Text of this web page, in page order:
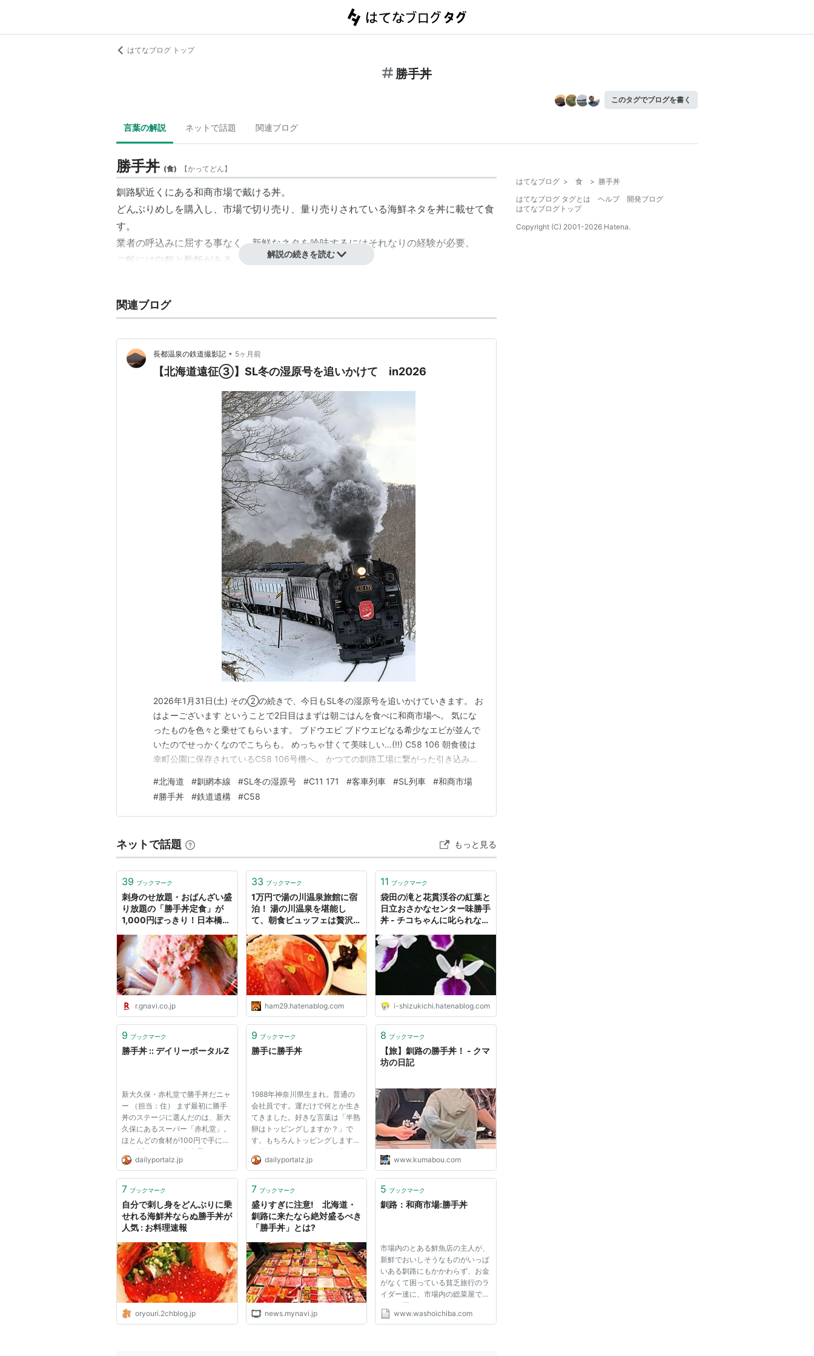
はてなブログ トップ
勝手丼
このタグでブログを書く
言葉の解説 ネットで話題 関連ブログ
勝手丼 (食) 【かってどん】
釧路駅近くにある和商市場で戴ける丼。
どんぶりめしを購入し、市場で切り売り、量り売りされている海鮮ネタを丼に載せて食
す。
業者の呼込みに屈する事なく、新鮮なネタを吟味するにはそれなりの経験が必要。
ご飯には白飯と酢飯がある。
解説の続きを読む
関連ブログ
長都温泉の鉄道撮影記 • 5ヶ月前
【北海道遠征③】SL冬の湿原号を追いかけて in2026
2026年1月31日(土) その②の続きで、今日もSL冬の湿原号を追いかけていきます。 お
はよーございます ということで2日目はまずは朝ごはんを食べに和商市場へ。 気にな
ったものを色々と乗せてもらいます。 ブドウエビ ブドウエビなる希少なエビが並んで
いたのでせっかくなのでこちらも。 めっちゃ甘くて美味しい…(!!) C58 106 朝食後は
幸町公園に保存されているC58 106号機へ。 かつての釧路工場に繋がった引き込み線
ったことのあるC58 106号機。 1972年に引退後、所属していた釧路の地にこうして保
存さえて…
#北海道 #釧網本線 #SL冬の湿原号 #C11 171 #客車列車 #SL列車 #和商市場
#勝手丼 #鉄道遺構 #C58
ネットで話題 もっと見る
39 ブックマーク
刺身のせ放題・おばんざい盛
り放題の「勝手丼定食」が
1,000円ぽっきり！日本橋ラ
味もコスパもハンパない - ぐ
るなび みんなのごはん
r.gnavi.co.jp
33 ブックマーク
1万円で湯の川温泉旅館に宿
泊！ 湯の川温泉を堪能し
て、朝食ビュッフェは贅沢な
ham29.hatenablog.com
11 ブックマーク
袋田の滝と花貫渓谷の紅葉と
日立おさかなセンター味勝手
丼 - チコちゃんに叱られない
i-shizukichi.hatenablog.com
9 ブックマーク
勝手丼 :: デイリーポータルZ
新大久保・赤札堂で勝手丼だニャ
ー （担当：住） まず最初に勝手
丼のステージに選んだのは、新大
久保にあるスーパー「赤札堂」。
ほとんどの食材が100円で手に入
る。 近くにあるお弁当屋さんで
白米のみを購入。用意しておいた
つし、いざ店内へ。 最初の勝手
dailyportalz.jp
9 ブックマーク
勝手に勝手丼
1988年神奈川県生まれ。普通の
会社員です。運だけで何とか生き
てきました。好きな言葉は「半熟
卵はトッピングしますか？」で
す。もちろんトッピングします。
（動画インタビュー） 前の記
事：外でのホワイトボードの使い
リーポータルZでは以前に勝手丼
た。 写...
dailyportalz.jp
8 ブックマーク
【旅】釧路の勝手丼！ - クマ
坊の日記
www.kumabou.com
7 ブックマーク
自分で刺し身をどんぶりに乗
せれる海鮮丼ならぬ勝手丼が
人気 : お料理速報
oryouri.2chblog.jp
7 ブックマーク
盛りすぎに注意! 北海道・
釧路に来たなら絶対盛るべき
「勝手丼」とは?
news.mynavi.jp
5 ブックマーク
釧路：和商市場:勝手丼
市場内のとある鮮魚店の主人が、
新鮮でおいしそうなものがいっぱ
いある釧路にもかかわらず、お金
がなくて困っている貧乏旅行のラ
イダー達に、市場内の総菜屋でご
飯だけ買ってこさせた。 そのご
飯の上に、先の店主が新鮮な海産
www.washoichiba.com
はてなブログ > 食 > 勝手丼
はてなブログ タグとは
ヘルプ
開発ブログ
はてなブログトップ
Copyright (C) 2001-2026 Hatena.